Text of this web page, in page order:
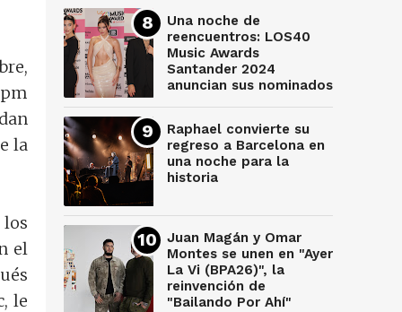
la
los
el
le
Una noche de
reencuentros: LOS40
Music Awards
Santander 2024
anuncian sus nominados
Raphael convierte su
regreso a Barcelona en
una noche para la
historia
Juan Magán y Omar
Montes se unen en "Ayer
La Vi (BPA26)", la
reinvención de
"Bailando Por Ahí"